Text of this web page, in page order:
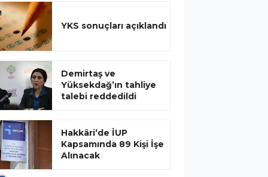
YKS sonuçları açıklandı
Demirtaş ve
Yüksekdağ’ın tahliye
talebi reddedildi
Hakkâri’de İUP
Kapsamında 89 Kişi İşe
Alınacak